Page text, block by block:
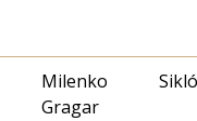
Milenko
Gragar